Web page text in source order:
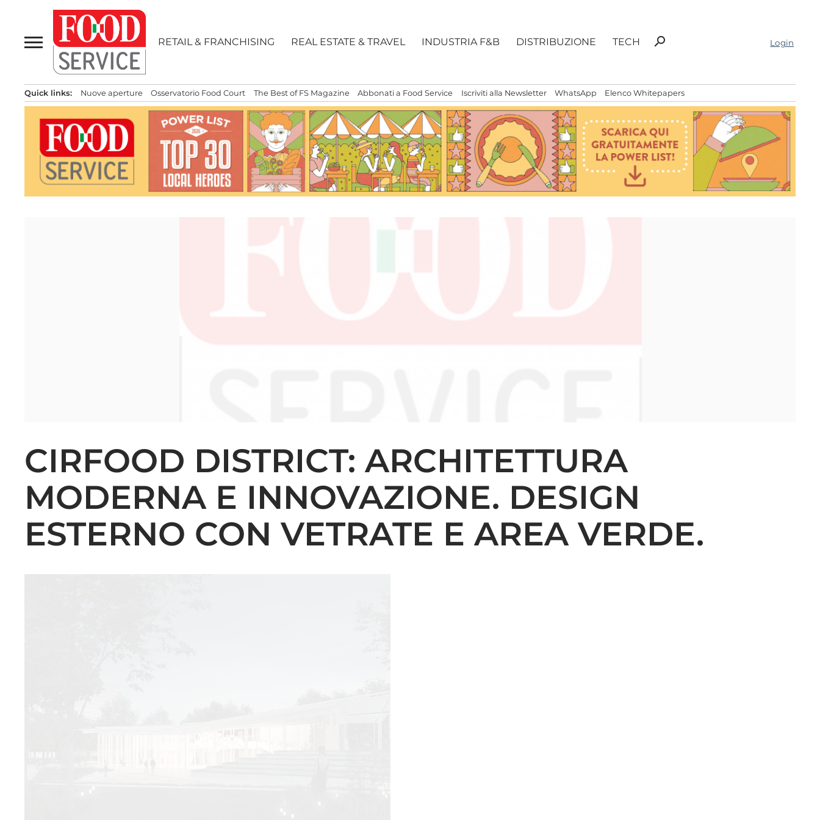
contenuto
RETAIL & FRANCHISING REAL ESTATE & TRAVEL INDUSTRIA F&B DISTRIBUZIONE TECH
Ricerca
search Login
Quick links: Nuove aperture Osservatorio Food Court The Best of FS Magazine Abbonati a Food Service Iscriviti alla Newsletter WhatsApp Elenco Whitepapers
CIRFOOD DISTRICT: ARCHITETTURA
MODERNA E INNOVAZIONE. DESIGN
ESTERNO CON VETRATE E AREA VERDE.